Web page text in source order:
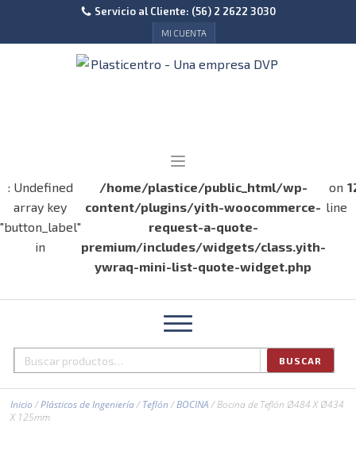
Servicio al Cliente: (56) 2 2622 3030
MI CUENTA
: Undefined
array key
"button_label"
in
/home/plastice/public_html/wp-
content/plugins/yith-woocommerce-
request-a-quote-
premium/includes/widgets/class.yith-
ywraq-mini-list-quote-widget.php
on
line
Buscar
BUSCAR
Inicio/Plásticos de Ingeniería/Teflón/BOCINA/ Bocina de Teflón Ø484 X Ø434
X 125mm